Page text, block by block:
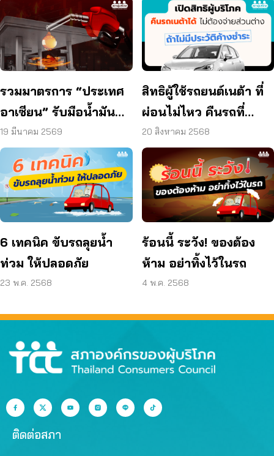
รวมมาตรการ “ประเทศ
อาเซียน” รับมือน้ำมัน
แพง
19 มีนาคม 2569
สิทธิผู้ใช้รถยนต์เนต้า ที่
ผ่อนไม่ไหว คืนรถที่
ไฟแนนซ์ได้ไม่ต้องจ่าย
ส่วนต่าง
20 สิงหาคม 2568
6 เทคนิค ขับรถลุยน้ำ
ท่วม ให้ปลอดภัย
23 พ.ค. 2568
ร้อนนี้ ระวัง! ของต้อง
ห้าม อย่าทิ้งไว้ในรถ
4 พ.ค. 2568
ติดต่อสภา